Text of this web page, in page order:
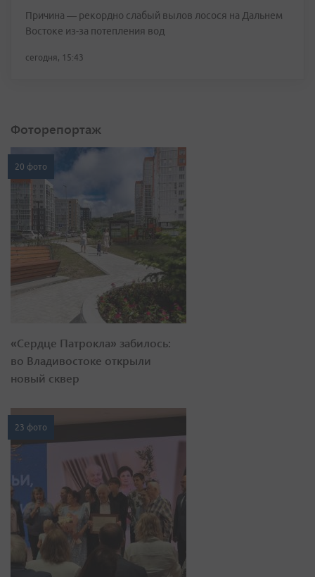
Причина — рекордно слабый вылов лосося на Дальнем
Востоке из-за потепления вод
сегодня, 15:43
Фоторепортаж
20 фото
«Сердце Патрокла» забилось:
во Владивостоке открыли
новый сквер
23 фото